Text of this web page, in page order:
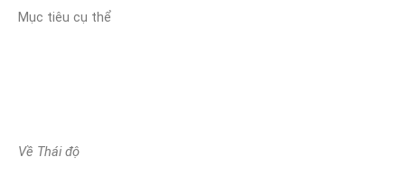
Mục tiêu cụ thể
Về Thái độ